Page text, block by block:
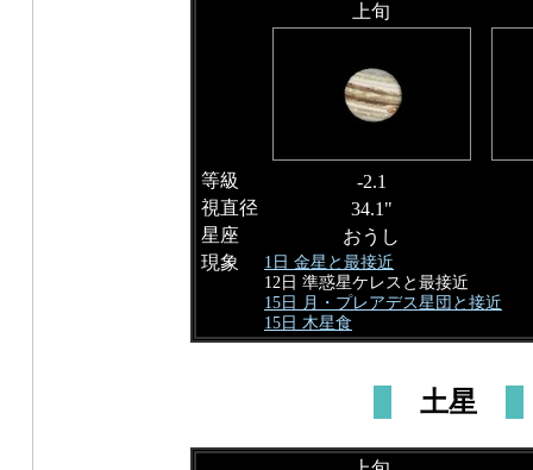
上旬
等級
-2.1
視直径
34.1"
星座
おうし
現象
1日 金星と最接近
12日 準惑星ケレスと最接近
15日 月・プレアデス星団と接近
15日 木星食
土星